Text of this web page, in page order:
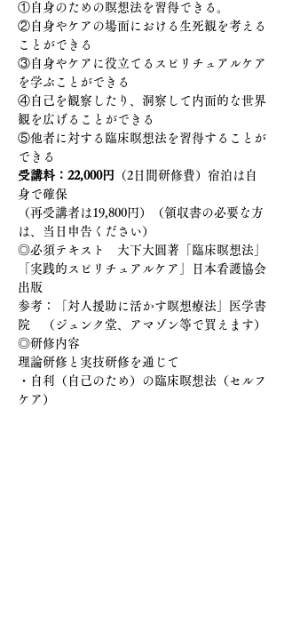
①自身のための瞑想法を習得できる。
②自身やケアの場面における生死観を考える
ことができる
③自身やケアに役立てるスピリチュアルケア
を学ぶことができる
④自己を観察したり、洞察して内面的な世界
観を広げることができる
⑤他者に対する臨床瞑想法を習得することが
できる
受講料：22,000円 （2日間研修費）宿泊は自
身で確保
（再受講者は19,800円）（領収書の必要な方
は、当日申告ください）
◎必須テキスト　大下大圓著「臨床瞑想法」
「実践的スピリチュアルケア」日本看護協会
出版
参考：「対人援助に活かす瞑想療法」医学書
院　（ジュンク堂、アマゾン等で買えます）
◎研修内容
理論研修と実技研修を通じて
・自利（自己のため）の臨床瞑想法（セルフ
ケア）